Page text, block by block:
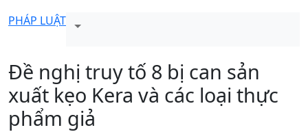
PHÁP LUẬT
Đề nghị truy tố 8 bị can sản
xuất kẹo Kera và các loại thực
phẩm giả